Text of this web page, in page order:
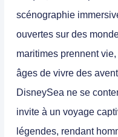
scénographie
ouvertes sur des
maritimes prennent
âges de vivre des
DisneySea ne se
invite à un voyage
légendes, rendant